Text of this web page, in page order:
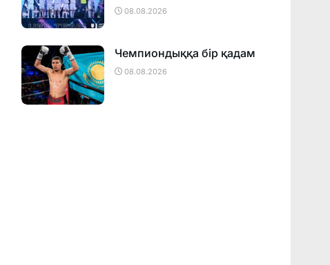
08.08.2026
Чемпиондыққа бір қадам
08.08.2026